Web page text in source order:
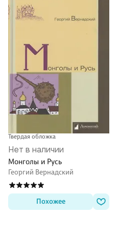
Твердая обложка
Нет в наличии
Монголы и Русь
Георгий Вернадский
Похожее